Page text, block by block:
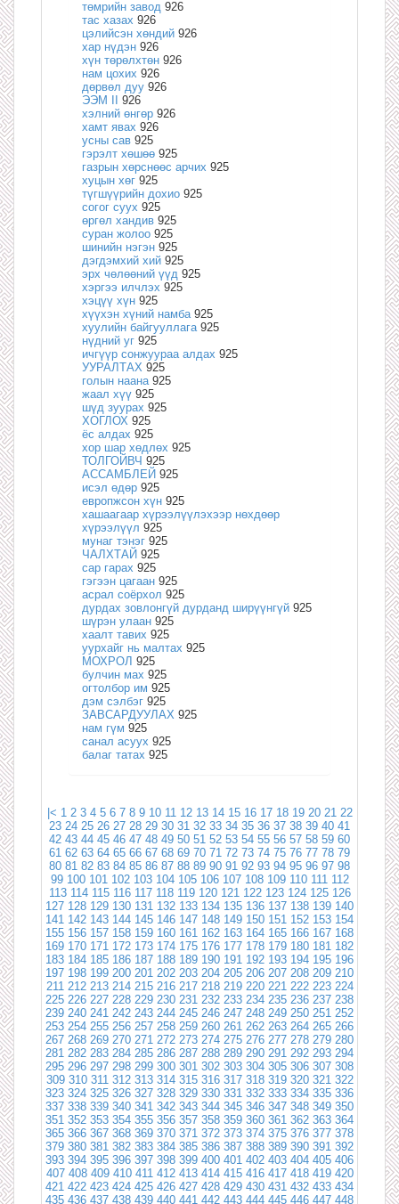
төмрийн завод 926
тас хазах 926
цэлийсэн хөндий 926
хар нүдэн 926
хүн төрөлхтөн 926
нам цохих 926
дөрвөл дуу 926
ЭЭМ II 926
хэлний өнгөр 926
хамт явах 926
усны сав 925
гэрэлт хөшөө 925
газрын хөрснөөс арчих 925
хуцын хөг 925
түгшүүрийн дохио 925
согог суух 925
өргөл хандив 925
суран жолоо 925
шинийн нэгэн 925
дэгдэмхий хий 925
эрх чөлөөний үүд 925
хэргээ илчлэх 925
хэцүү хүн 925
хүүхэн хүний намба 925
хуулийн байгууллага 925
нүдний уг 925
ичгүүр сонжуураа алдах 925
УУРАЛТАХ 925
голын наана 925
жаал хүү 925
шүд зуурах 925
ХОГЛОХ 925
ёс алдах 925
хор шар хөдлөх 925
ТОЛГОЙВЧ 925
АССАМБЛЕЙ 925
исэл өдөр 925
европжсон хүн 925
хашаагаар хүрээлүүлэхээр нөхдөөр
хүрээлүүл 925
мунаг тэнэг 925
ЧАЛХТАЙ 925
сар гарах 925
гэгээн цагаан 925
асрал соёрхол 925
дурдах зовлонгүй дурданд ширүүнгүй 925
шүрэн улаан 925
хаалт тавих 925
уурхайг нь малтах 925
МОХРОЛ 925
булчин мах 925
огтолбор им 925
дэм сэлбэг 925
ЗАВСАРДУУЛАХ 925
нам гүм 925
санал асуух 925
балаг татах 925
|< 1 2 3 4 5 6 7 8 9 10 11 12 13 14 15 16 17 18 19 20 21 22
23 24 25 26 27 28 29 30 31 32 33 34 35 36 37 38 39 40 41
42 43 44 45 46 47 48 49 50 51 52 53 54 55 56 57 58 59 60
61 62 63 64 65 66 67 68 69 70 71 72 73 74 75 76 77 78 79
80 81 82 83 84 85 86 87 88 89 90 91 92 93 94 95 96 97 98
99 100 101 102 103 104 105 106 107 108 109 110 111 112
113 114 115 116 117 118 119 120 121 122 123 124 125 126
127 128 129 130 131 132 133 134 135 136 137 138 139 140
141 142 143 144 145 146 147 148 149 150 151 152 153 154
155 156 157 158 159 160 161 162 163 164 165 166 167 168
169 170 171 172 173 174 175 176 177 178 179 180 181 182
183 184 185 186 187 188 189 190 191 192 193 194 195 196
197 198 199 200 201 202 203 204 205 206 207 208 209 210
211 212 213 214 215 216 217 218 219 220 221 222 223 224
225 226 227 228 229 230 231 232 233 234 235 236 237 238
239 240 241 242 243 244 245 246 247 248 249 250 251 252
253 254 255 256 257 258 259 260 261 262 263 264 265 266
267 268 269 270 271 272 273 274 275 276 277 278 279 280
281 282 283 284 285 286 287 288 289 290 291 292 293 294
295 296 297 298 299 300 301 302 303 304 305 306 307 308
309 310 311 312 313 314 315 316 317 318 319 320 321 322
323 324 325 326 327 328 329 330 331 332 333 334 335 336
337 338 339 340 341 342 343 344 345 346 347 348 349 350
351 352 353 354 355 356 357 358 359 360 361 362 363 364
365 366 367 368 369 370 371 372 373 374 375 376 377 378
379 380 381 382 383 384 385 386 387 388 389 390 391 392
393 394 395 396 397 398 399 400 401 402 403 404 405 406
407 408 409 410 411 412 413 414 415 416 417 418 419 420
421 422 423 424 425 426 427 428 429 430 431 432 433 434
435 436 437 438 439 440 441 442 443 444 445 446 447 448